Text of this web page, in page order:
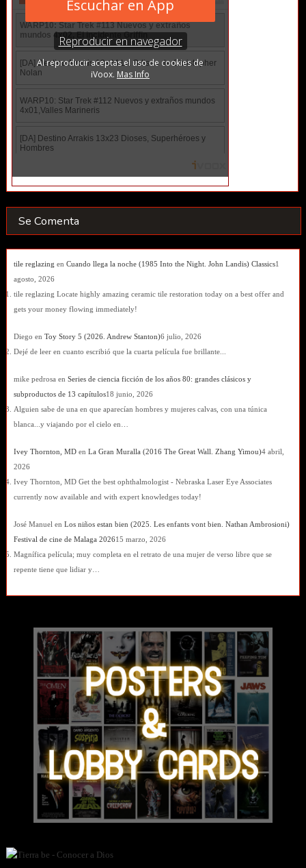
Se Comenta
tile reglazing en Cuando llega la noche (1985 Into the Night. John Landis) Classics1
agosto, 2026
tile reglazing Locate highly amazing ceramic tile restoration today on a best offer and
gets your money flowing immediately!
Diego en Toy Story 5 (2026. Andrew Stanton)6 julio, 2026
Dejé de leer en cuanto escribió que la cuarta película fue brillante...
mike pedrosa en Series de ciencia ficción de los años 80: grandes clásicos y
subproductos de 13 capítulos18 junio, 2026
Alguien sabe de una en que aparecían hombres y mujeres calvas, con una túnica
blanca...y viajando por el cielo en…
Ivey Thornton, MDen La Gran Muralla (2016 The Great Wall. Zhang Yimou)4 abril,
2026
Ivey Thornton, MD Get the best ophthalmologist - Nebraska Laser Eye Associates
currently now available and with expert knowledges today!
José Manuel en Los niños estan bien (2025. Les enfants vont bien. Nathan Ambrosioni)
Festival de cine de Malaga 202615 marzo, 2026
Magnífica película; muy completa en el retrato de una mujer de verso libre que se
repente tiene que lidiar y…